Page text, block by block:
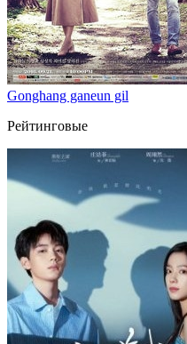
Gonghang ganeun gil
Рейтинговые